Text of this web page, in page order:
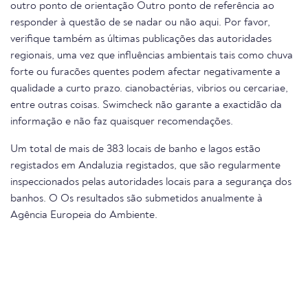
outro ponto de orientação Outro ponto de referência ao
responder à questão de se nadar ou não aqui. Por favor,
verifique também as últimas publicações das autoridades
regionais, uma vez que influências ambientais tais como chuva
forte ou furacões quentes podem afectar negativamente a
qualidade a curto prazo. cianobactérias, vibrios ou cercariae,
entre outras coisas. Swimcheck não garante a exactidão da
informação e não faz quaisquer recomendações.
Um total de mais de 383 locais de banho e lagos estão
registados em Andaluzia registados, que são regularmente
inspeccionados pelas autoridades locais para a segurança dos
banhos. O Os resultados são submetidos anualmente à
Agência Europeia do Ambiente.